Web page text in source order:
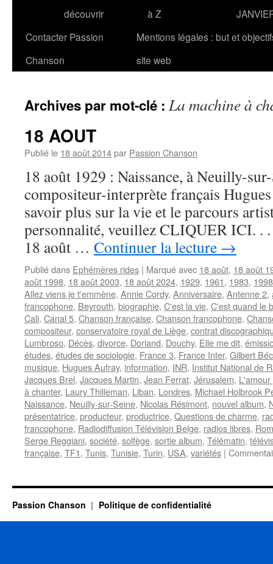
découvrir
à Z
Contacter Passion
Chanson
Mentions légales : but et
site web
Archives par mot-clé : La machine à
18 AOUT
Publié le 18 août 2014par Passion Chanson
18 août 1929 : Naissance, à Neuilly-
compositeur-interprète français
savoir plus sur la vie et le parcours
personnalité, veuillez CLIQUER
18 août … Continuer la lecture →
Publié dans Ephémères rides | Marqué avec 18 août, 18 août
août 1998, 18 août 2003, 18 août 2024, 1929, 1961, 1983, 1998
Allez viens je t'emmène, Annie Cordy, Anniversaire, Antenne 2,
francophone, Beyrouth, biographie, C'est la vie, C'est quand le
Cali, Canal 5, Chanson française, Chanson francophone,
compositeur, conservatoire royal de Liège, contrat
Lumbroso, Décès, divorce, Doriand, Douchy, Elle me dit,
études, études de sociologie, France 3, France Inter, Gilbert
musique, Hugues Aufray, information, INR, Institut National de
Jacques Brel, Jacques Martin, Jean Ferrat, Jérusalem,
à chanter, Laury Thilleman, Liban, Londres, Michael Holbrook
Naissance, Neuilly-sur-Seine, Nicolas Résimont, nouvel album,
présentatrice, producteur, productrice, Questions de charme,
francophone, Radiodiffusion Télévision Belge, radios libres,
Serge Reggiani, société, solfège, sortie album, Télématin,
française, TF1, Tunis, Tunisie, Turin, USA, variétés |
Passion Chanson Politique de confidentialité